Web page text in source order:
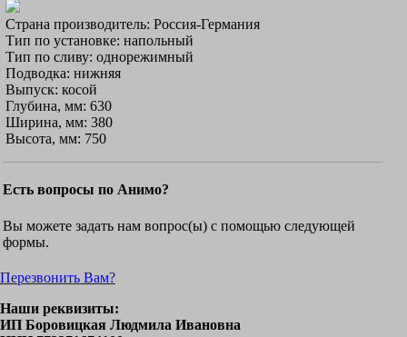
Страна производитель: Россия-Германия
Тип по установке: напольный
Тип по сливу: однорежимный
Подводка: нижняя
Выпуск: косой
Глубина, мм: 630
Ширина, мм: 380
Высота, мм: 750
Есть вопросы по Анимо?
Вы можете задать нам вопрос(ы) с помощью следующей
формы.
Перезвонить Вам?
Наши реквизиты:
ИП Боровицкая Людмила Ивановна